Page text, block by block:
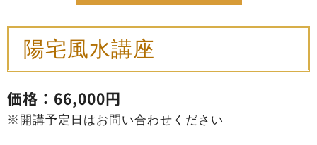
陽宅風水講座
価格：66,000円
※開講予定日はお問い合わせください